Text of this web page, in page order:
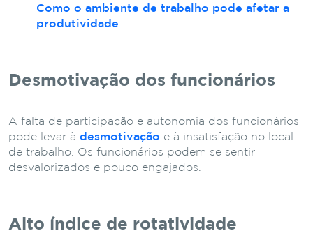
Como o ambiente de trabalho pode afetar a
produtividade
Desmotivação dos funcionários
A falta de participação e autonomia dos funcionários
pode levar à desmotivação e à insatisfação no local
de trabalho. Os funcionários podem se sentir
desvalorizados e pouco engajados.
Alto índice de rotatividade